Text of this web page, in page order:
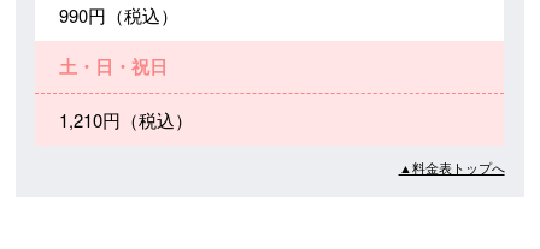
990円（税込）
土・日・祝日
1,210円（税込）
▲料金表トップへ